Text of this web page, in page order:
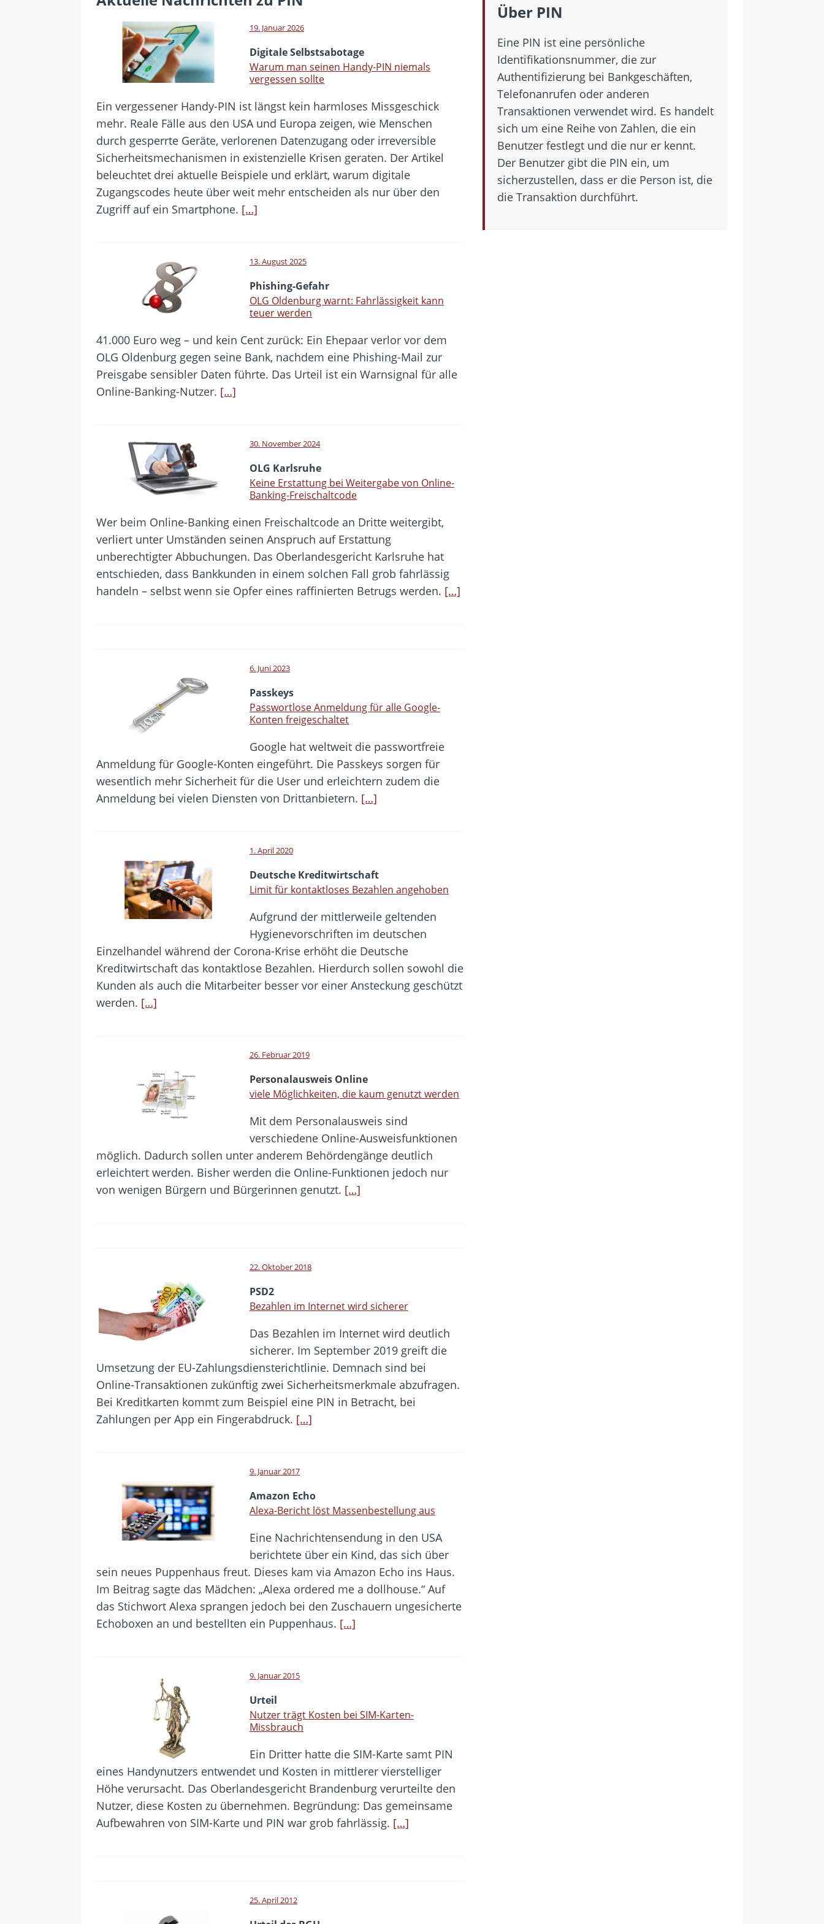
[ 22. Juli 2026 ]
[ 21. Juli 2026 ]
[ 20. Juli 2026 ]
BKA zerschlägt weltweit aktive Phishing-Plattform „Kratos“ – Hunderttausende Opfer
betroffen
[ 5. August 2026 ] Wahlfreiheit der Verbraucher gestärkt – Gerichtsurteil zu Apple
19. Januar 2026
Digitale Selbstsabotage
Warum man seinen Handy-PIN niemals
vergessen sollte
Ein vergessener Handy-PIN ist längst kein harmloses Missgeschick
mehr. Reale Fälle aus den USA und Europa zeigen, wie Menschen
durch gesperrte Geräte, verlorenen Datenzugang oder irreversible
Sicherheitsmechanismen in existenzielle Krisen geraten. Der Artikel
beleuchtet drei aktuelle Beispiele und erklärt, warum digitale
Zugangscodes heute über weit mehr entscheiden als nur über den
Zugriff auf ein Smartphone. […]
13. August 2025
Phishing-Gefahr
OLG Oldenburg warnt: Fahrlässigkeit kann
teuer werden
41.000 Euro weg – und kein Cent zurück: Ein Ehepaar verlor vor dem
OLG Oldenburg gegen seine Bank, nachdem eine Phishing-Mail zur
Preisgabe sensibler Daten führte. Das Urteil ist ein Warnsignal für alle
Online-Banking-Nutzer. […]
30. November 2024
OLG Karlsruhe
Keine Erstattung bei Weitergabe von Online-
Banking-Freischaltcode
Wer beim Online-Banking einen Freischaltcode an Dritte weitergibt,
verliert unter Umständen seinen Anspruch auf Erstattung
unberechtigter Abbuchungen. Das Oberlandesgericht Karlsruhe hat
entschieden, dass Bankkunden in einem solchen Fall grob fahrlässig
handeln – selbst wenn sie Opfer eines raffinierten Betrugs werden. […]
6. Juni 2023
Passkeys
Passwortlose Anmeldung für alle Google-
Konten freigeschaltet
Google hat weltweit die passwortfreie
Anmeldung für Google-Konten eingeführt. Die Passkeys sorgen für
wesentlich mehr Sicherheit für die User und erleichtern zudem die
Anmeldung bei vielen Diensten von Drittanbietern. […]
1. April 2020
Deutsche Kreditwirtschaft
Limit für kontaktloses Bezahlen angehoben
Aufgrund der mittlerweile geltenden
Hygienevorschriften im deutschen
Einzelhandel während der Corona-Krise erhöht die Deutsche
Kreditwirtschaft das kontaktlose Bezahlen. Hierdurch sollen sowohl die
Kunden als auch die Mitarbeiter besser vor einer Ansteckung geschützt
werden. […]
26. Februar 2019
Personalausweis Online
viele Möglichkeiten, die kaum genutzt werden
Mit dem Personalausweis sind
verschiedene Online-Ausweisfunktionen
möglich. Dadurch sollen unter anderem Behördengänge deutlich
erleichtert werden. Bisher werden die Online-Funktionen jedoch nur
von wenigen Bürgern und Bürgerinnen genutzt. […]
22. Oktober 2018
PSD2
Bezahlen im Internet wird sicherer
Das Bezahlen im Internet wird deutlich
sicherer. Im September 2019 greift die
Umsetzung der EU-Zahlungsdiensterichtlinie. Demnach sind bei
Online-Transaktionen zukünftig zwei Sicherheitsmerkmale abzufragen.
Bei Kreditkarten kommt zum Beispiel eine PIN in Betracht, bei
Zahlungen per App ein Fingerabdruck. […]
9. Januar 2017
Amazon Echo
Alexa-Bericht löst Massenbestellung aus
Eine Nachrichtensendung in den USA
berichtete über ein Kind, das sich über
sein neues Puppenhaus freut. Dieses kam via Amazon Echo ins Haus.
Im Beitrag sagte das Mädchen: „Alexa ordered me a dollhouse.“ Auf
das Stichwort Alexa sprangen jedoch bei den Zuschauern ungesicherte
Echoboxen an und bestellten ein Puppenhaus. […]
9. Januar 2015
Urteil
Nutzer trägt Kosten bei SIM-Karten-
Missbrauch
Ein Dritter hatte die SIM-Karte samt PIN
eines Handynutzers entwendet und Kosten in mittlerer vierstelliger
Höhe verursacht. Das Oberlandesgericht Brandenburg verurteilte den
Nutzer, diese Kosten zu übernehmen. Begründung: Das gemeinsame
Aufbewahren von SIM-Karte und PIN war grob fahrlässig. […]
25. April 2012
Über PIN
Eine PIN ist eine persönliche
Identifikationsnummer, die zur
Authentifizierung bei Bankgeschäften,
Telefonanrufen oder anderen
Transaktionen verwendet wird. Es handelt
sich um eine Reihe von Zahlen, die ein
Benutzer festlegt und die nur er kennt.
Der Benutzer gibt die PIN ein, um
sicherzustellen, dass er die Person ist, die
die Transaktion durchführt.